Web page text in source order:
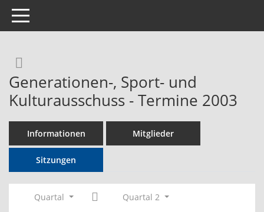
Toggle navigation
Generationen-, Sport- und
Kulturausschuss - Termine 2003
Informationen Mitglieder
Sitzungen
Quartal
Quartal 2